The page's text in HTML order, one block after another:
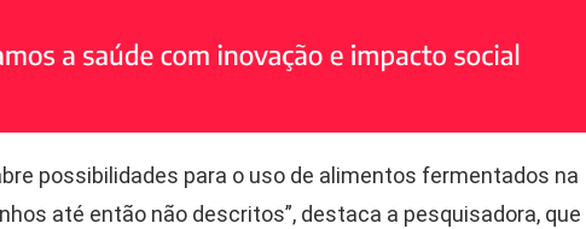
possibilidades para o uso de alimentos fermentados na
até então não descritos”, destaca a pesquisadora, que